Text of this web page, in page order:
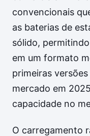
convencionais
as baterias de
sólido,
em um formato
primeiras
mercado em
capacidade no
O carregamento